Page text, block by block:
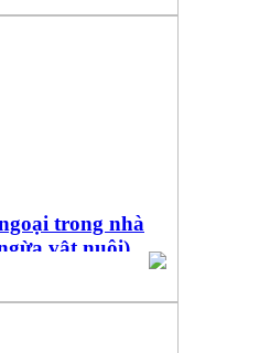
trong nhà
vật nuôi)